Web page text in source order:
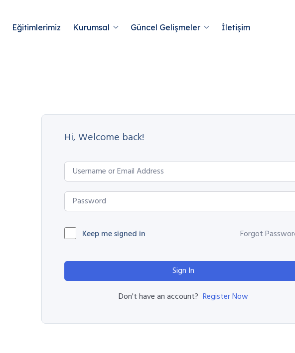
Eğitimlerimiz Kurumsal Güncel Gelişmeler İletişim
Hi, Welcome back!
Keep me signed in Forgot
Sign In
Don't have an account? Register Now